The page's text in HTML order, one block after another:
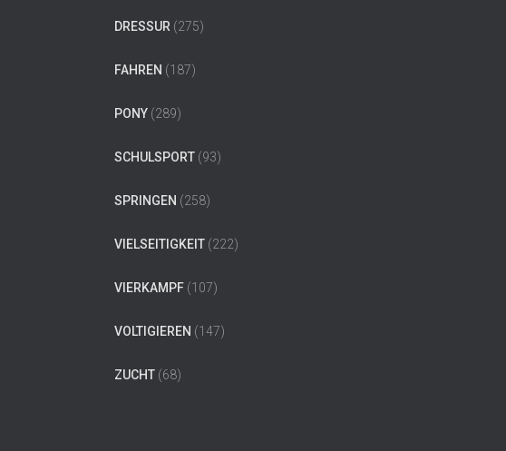
DRESSUR (275)
FAHREN (187)
PONY (289)
SCHULSPORT (93)
SPRINGEN (258)
VIELSEITIGKEIT (222)
VIERKAMPF (107)
VOLTIGIEREN (147)
ZUCHT (68)